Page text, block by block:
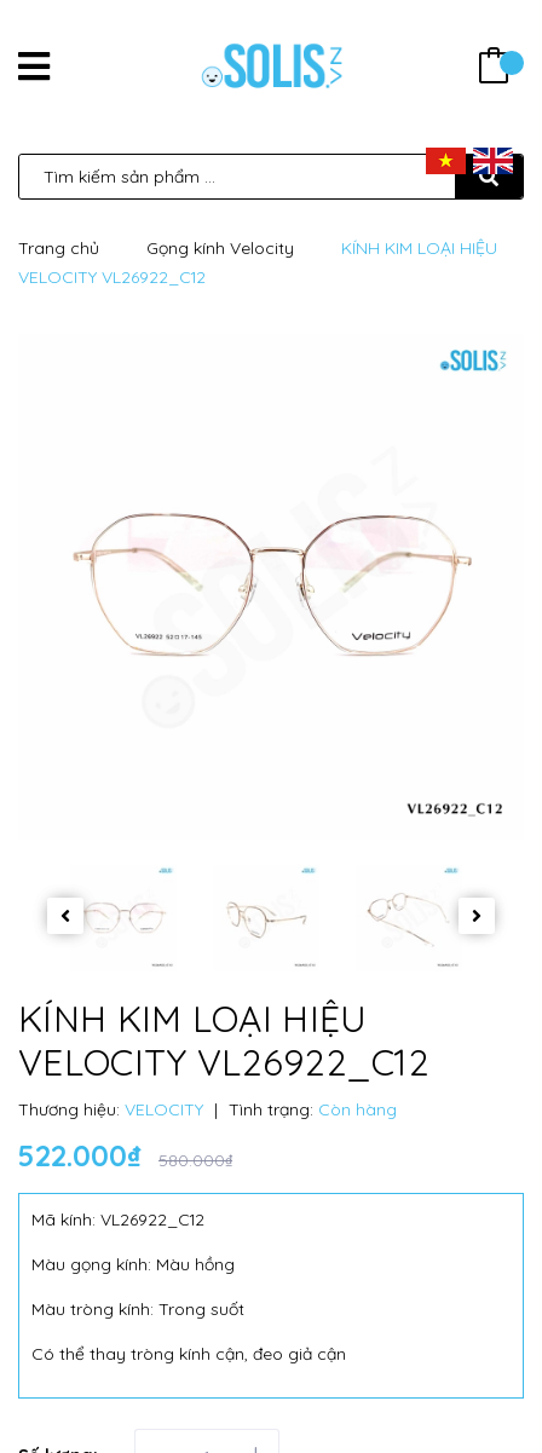
Trang chủ Gọng kính Velocity
KÍNH KIM LOẠI HIỆU
VELOCITY VL26922_C12
KÍNH KIM LOẠI HIỆU
VELOCITY VL26922_C12
Thương hiệu: VELOCITY | Tình trạng: Còn hàng
522.000₫ 580.000₫
Mã kính: VL26922_C12
Màu gọng kính: Màu hồng
Màu tròng kính: Trong suốt
Có thể thay tròng kính cận, đeo giả cận